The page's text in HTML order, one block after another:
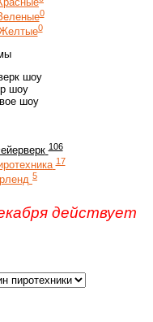
0
0
шоу
шоу
шоу
106
17
5
действует